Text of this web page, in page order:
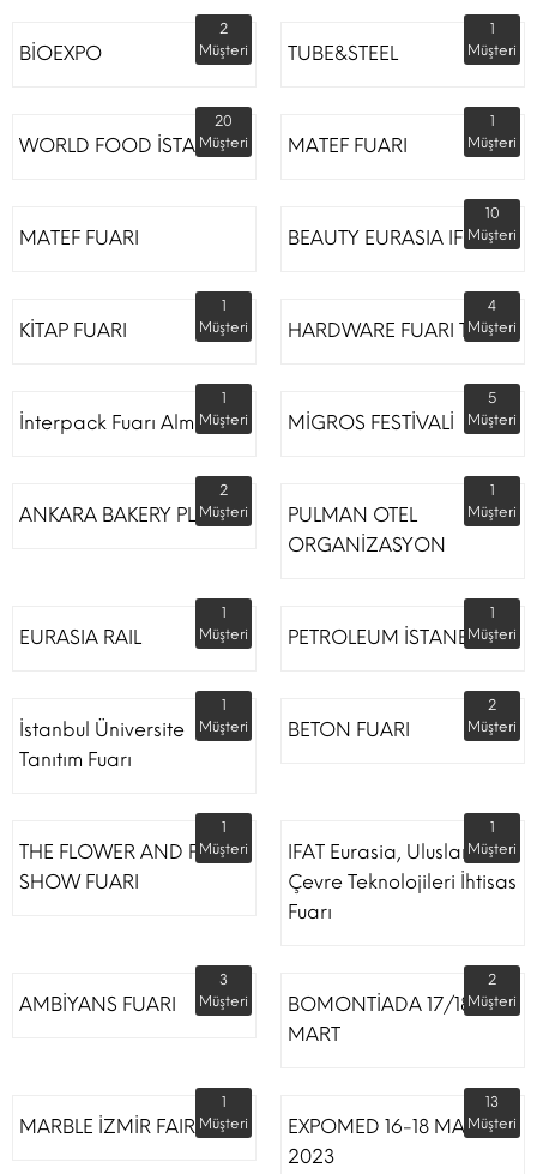
BİOEXPO
2
Müşteri
TUBE&STEEL
1
Müşteri
WORLD FOOD İSTANBUL
20
Müşteri
MATEF FUARI
1
Müşteri
MATEF FUARI BEAUTY EURASIA IFM
10
Müşteri
KİTAP FUARI
1
Müşteri
HARDWARE FUARI TÜYAP
4
Müşteri
İnterpack Fuarı Almanya
1
Müşteri
MİGROS FESTİVALİ
5
Müşteri
ANKARA BAKERY PLUS
2
Müşteri
PULMAN OTEL
ORGANİZASYON
1
Müşteri
EURASIA RAIL
1
Müşteri
PETROLEUM İSTANBUL
1
Müşteri
İstanbul Üniversite
Tanıtım Fuarı
1
Müşteri
BETON FUARI
2
Müşteri
THE FLOWER AND PLANT
SHOW FUARI
1
Müşteri
IFAT Eurasia, Uluslararası
Çevre Teknolojileri İhtisas
Fuarı
1
Müşteri
AMBİYANS FUARI
3
Müşteri
BOMONTİADA 17/18
MART
2
Müşteri
MARBLE İZMİR FAIR
1
Müşteri
EXPOMED 16-18 MART
2023
13
Müşteri